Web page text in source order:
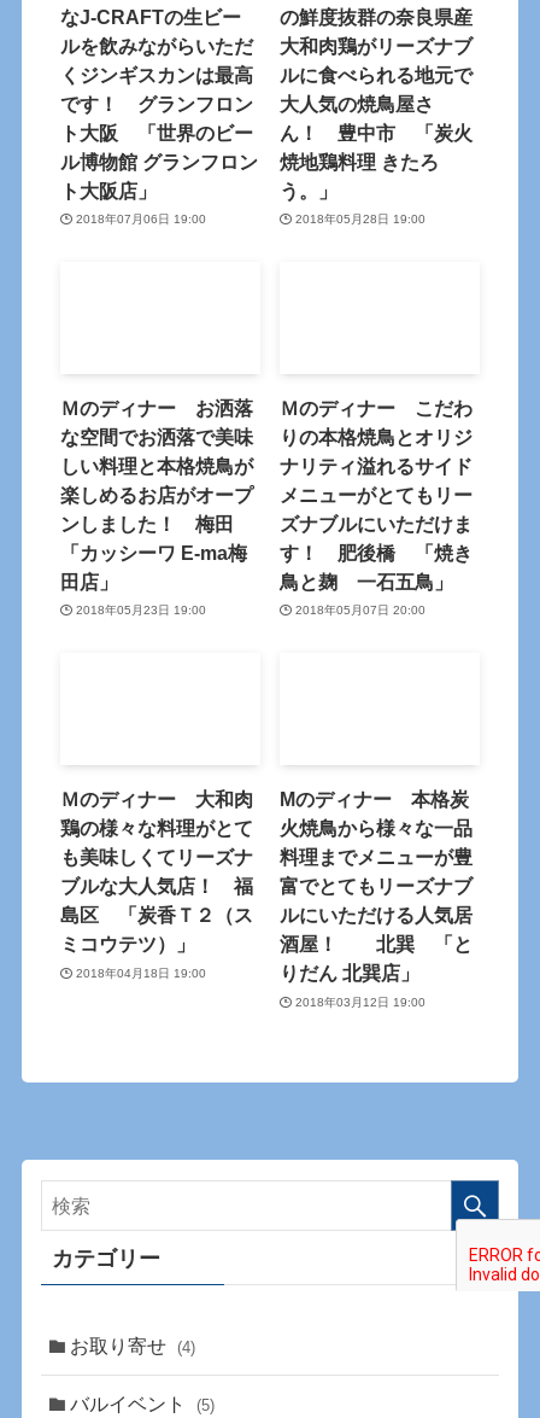
なJ-CRAFTの生ビー
ルを飲みながらいただ
くジンギスカンは最高
です！ グランフロン
ト大阪 「世界のビー
ル博物館 グランフロン
ト大阪店」
2018年07月06日 19:00
の鮮度抜群の奈良県産
大和肉鶏がリーズナブ
ルに食べられる地元で
大人気の焼鳥屋さ
ん！ 豊中市 「炭火
焼地鶏料理 きたろ
う。」
2018年05月28日 19:00
Ｍのディナー お洒落
な空間でお洒落で美味
しい料理と本格焼鳥が
楽しめるお店がオープ
ンしました！ 梅田
「カッシーワ E-ma梅
田店」
2018年05月23日 19:00
Ｍのディナー こだわ
りの本格焼鳥とオリジ
ナリティ溢れるサイド
メニューがとてもリー
ズナブルにいただけま
す！ 肥後橋 「焼き
鳥と麹 一石五鳥」
2018年05月07日 20:00
Ｍのディナー 大和肉
鶏の様々な料理がとて
も美味しくてリーズナ
ブルな大人気店！ 福
島区 「炭香Ｔ２（ス
ミコウテツ）」
2018年04月18日 19:00
Mのディナー 本格炭
火焼鳥から様々な一品
料理までメニューが豊
富でとてもリーズナブ
ルにいただける人気居
酒屋！ 北巽 「と
りだん 北巽店」
2018年03月12日 19:00
カテゴリー
お取り寄せ (4)
バルイベント (5)